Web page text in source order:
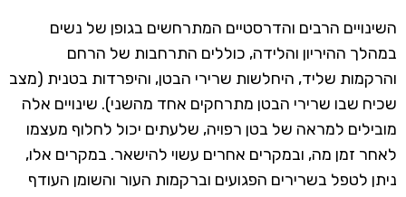
השינויים הרבים והדרסטיים המתרחשים בגופן של נשים
במהלך ההיריון והלידה, כוללים התרחבות של הרחם
והרקמות שליד, היחלשות שרירי הבטן, והיפרדות בטנית (מצב
שכיח שבו שרירי הבטן מתרחקים אחד מהשני). שינויים אלה
מובילים למראה של בטן רפויה, שלעתים יכול לחלוף מעצמו
לאחר זמן מה, ובמקרים אחרים עשוי להישאר. במקרים אלו,
ניתן לטפל בשרירים הפגועים וברקמות העור והשומן העודף